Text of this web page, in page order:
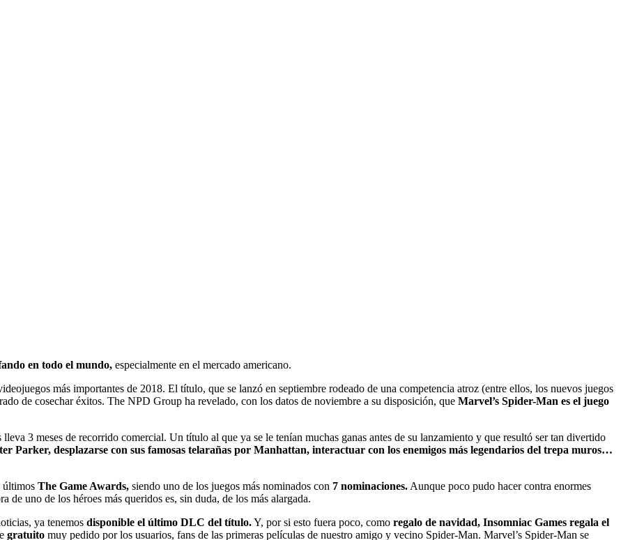
en todo el mundo, especialmente en el mercado americano.
más importantes de 2018. El título, que se lanzó en septiembre rodeado de una competencia atroz (entre ellos, los nuevos juegos
de cosechar éxitos. The NPD Group ha revelado, con los datos de noviembre a su disposición, que Marvel’s Spider-Man es el juego
3 meses de recorrido comercial. Un título al que ya se le tenían muchas ganas antes de su lanzamiento y que resultó ser tan divertido
Parker, desplazarse con sus famosas telarañas por Manhattan, interactuar con los enemigos más legendarios del trepa muros…
últimos The Game Awards, siendo uno de los juegos más nominados con 7 nominaciones. Aunque poco pudo hacer contra enormes
uno de los héroes más queridos es, sin duda, de los más alargada.
ya tenemos disponible el último DLC del título.Y, por si esto fuera poco, como regalo de navidad, Insomniac Games regala el
gratuito muy pedido por los usuarios, fans de las primeras películas de nuestro amigo y vecino Spider-Man. Marvel’s Spider-Man se